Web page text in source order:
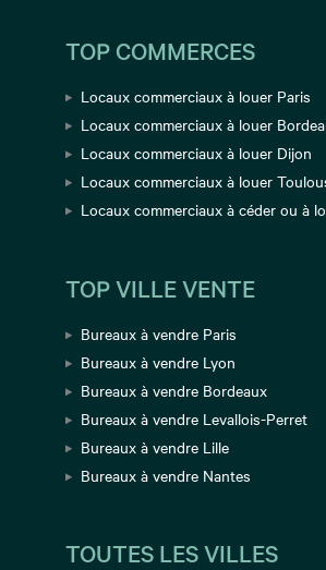
TOP COMMERCES
Locaux commerciaux à louer Paris
Locaux commerciaux à louer
Locaux commerciaux à louer Dijon
Locaux commerciaux à louer
Locaux commerciaux à céder ou à
TOP VILLE VENTE
Bureaux à vendre Paris
Bureaux à vendre Lyon
Bureaux à vendre Bordeaux
Bureaux à vendre Levallois-Perret
Bureaux à vendre Lille
Bureaux à vendre Nantes
TOUTES LES VILLES